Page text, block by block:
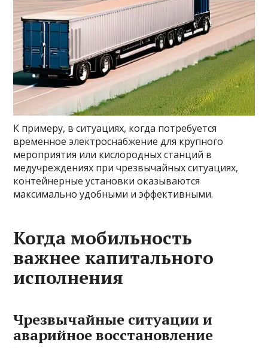
К примеру, в ситуациях, когда потребуется
временное электроснабжение для крупного
мероприятия или кислородных станций в
медучреждениях при чрезвычайных ситуациях,
контейнерные установки оказываются
максимально удобными и эффективными.
Когда мобильность
важнее капитального
исполнения
Чрезвычайные ситуации и
аварийное восстановление